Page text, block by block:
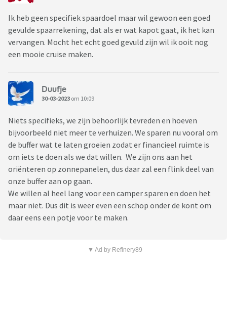
Ik heb geen specifiek spaardoel maar wil gewoon een goed
gevulde spaarrekening, dat als er wat kapot gaat, ik het kan
vervangen. Mocht het echt goed gevuld zijn wil ik ooit nog
een mooie cruise maken.
Duufje
30-03-2023 om 10:09
Niets specifieks, we zijn behoorlijk tevreden en hoeven
bijvoorbeeld niet meer te verhuizen. We sparen nu vooral om
de buffer wat te laten groeien zodat er financieel ruimte is
om iets te doen als we dat willen. We zijn ons aan het
oriënteren op zonnepanelen, dus daar zal een flink deel van
onze buffer aan op gaan.
We willen al heel lang voor een camper sparen en doen het
maar niet. Dus dit is weer even een schop onder de kont om
daar eens een potje voor te maken.
▼ Ad by Refinery89